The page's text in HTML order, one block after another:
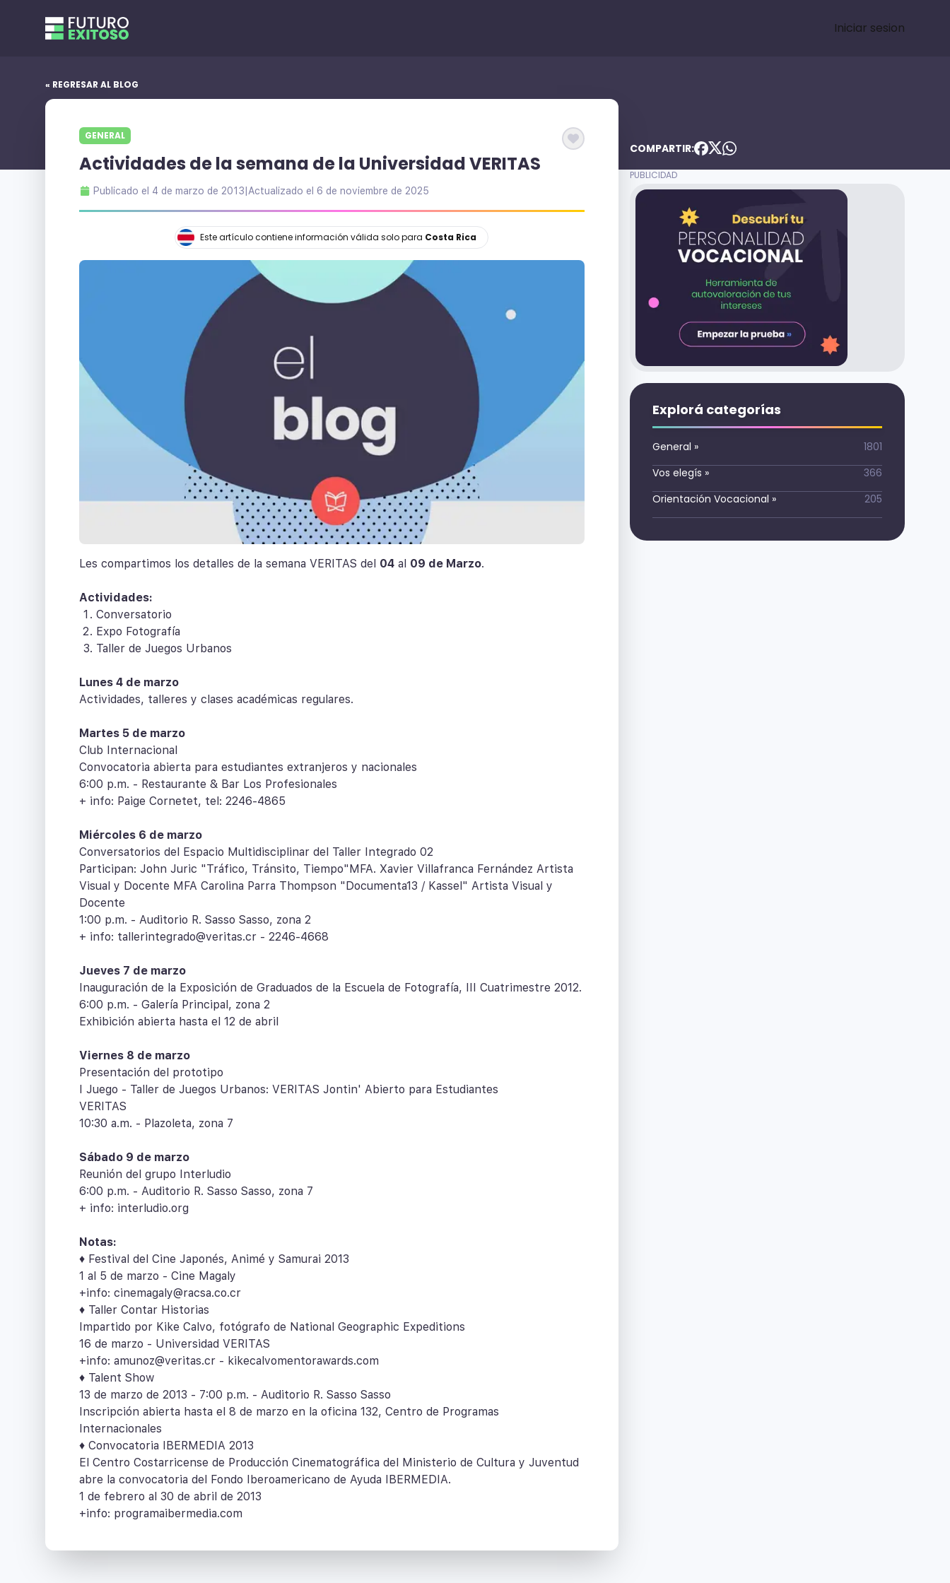
Iniciar sesion
« REGRESAR AL BLOG
GENERAL
Actividades de la semana de la Universidad VERITAS
Publicado el 4 de marzo de 2013 Actualizado el 6 de noviembre de 2025
Este artículo contiene información válida solo para Costa Rica
Les compartimos los detalles de la semana VERITAS del 04 al 09 de Marzo.
Actividades:
Conversatorio
Expo Fotografía
Taller de Juegos Urbanos
Lunes 4 de marzo
Actividades, talleres y clases académicas regulares.
Martes 5 de marzo
Club Internacional
Convocatoria abierta para estudiantes extranjeros y nacionales
6:00 p.m. - Restaurante & Bar Los Profesionales
+ info: Paige Cornetet, tel: 2246-4865
Miércoles 6 de marzo
Conversatorios del Espacio Multidisciplinar del Taller Integrado 02
Participan: John Juric "Tráfico, Tránsito, Tiempo"MFA. Xavier Villafranca Fernández Artista
Visual y Docente MFA Carolina Parra Thompson "Documenta13 / Kassel" Artista Visual y
Docente
1:00 p.m. - Auditorio R. Sasso Sasso, zona 2
+ info: tallerintegrado@veritas.cr - 2246-4668
Jueves 7 de marzo
Inauguración de la Exposición de Graduados de la Escuela de Fotografía, III Cuatrimestre 2012.
6:00 p.m. - Galería Principal, zona 2
Exhibición abierta hasta el 12 de abril
Viernes 8 de marzo
Presentación del prototipo
I Juego - Taller de Juegos Urbanos: VERITAS Jontin' Abierto para Estudiantes
VERITAS
10:30 a.m. - Plazoleta, zona 7
Sábado 9 de marzo
Reunión del grupo Interludio
6:00 p.m. - Auditorio R. Sasso Sasso, zona 7
+ info: interludio.org
Notas:
♦ Festival del Cine Japonés, Animé y Samurai 2013
1 al 5 de marzo - Cine Magaly
+info: cinemagaly@racsa.co.cr
♦ Taller Contar Historias
Impartido por Kike Calvo, fotógrafo de National Geographic Expeditions
16 de marzo - Universidad VERITAS
+info: amunoz@veritas.cr - kikecalvomentorawards.com
♦ Talent Show
13 de marzo de 2013 - 7:00 p.m. - Auditorio R. Sasso Sasso
Inscripción abierta hasta el 8 de marzo en la oficina 132, Centro de Programas
Internacionales
♦ Convocatoria IBERMEDIA 2013
El Centro Costarricense de Producción Cinematográfica del Ministerio de Cultura y Juventud
abre la convocatoria del Fondo Iberoamericano de Ayuda IBERMEDIA.
1 de febrero al 30 de abril de 2013
+info: programaibermedia.com
COMPARTIR:
Explorá categorías
General »
1801
Vos elegís »
366
Orientación Vocacional » 205